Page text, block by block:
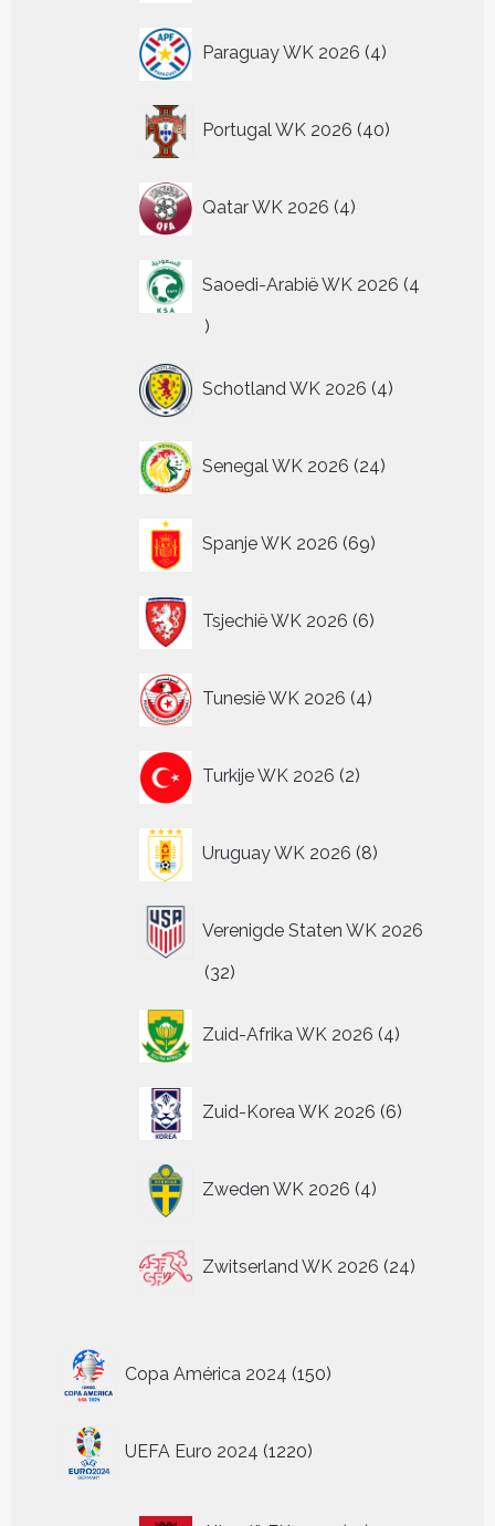
Paraguay WK 2026 4
producten
Portugal WK 2026 40
producten
Qatar WK 2026 4
producten
Saoedi-Arabië WK 2026 4
4
Schotland WK 2026 4
producten
Senegal WK 2026 24
producten
Spanje WK 2026 69
producten
Tsjechië WK 2026 6
producten
Tunesië WK 2026 4
producten
Turkije WK 2026 2
producten
Uruguay WK 2026 8
producten
Verenigde Staten WK 2026
3232
Zuid-Afrika WK 2026 4
producten
Zuid-Korea WK 2026 6
producten
Zweden WK 2026 4
producten
Zwitserland WK 2026 24
producten
Copa América 2024 150
producten
UEFA Euro 2024 1220
producten